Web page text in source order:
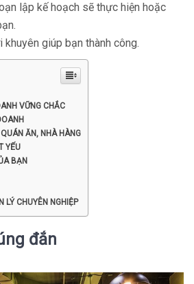
lập kế hoạch sẽ thực hiện hoặc
giúp bạn thành công.
VỮNG CHẮC
ĂN, NHÀ HÀNG
YẾU
BẠN
LÝ CHUYÊN NGHIỆP
đắn